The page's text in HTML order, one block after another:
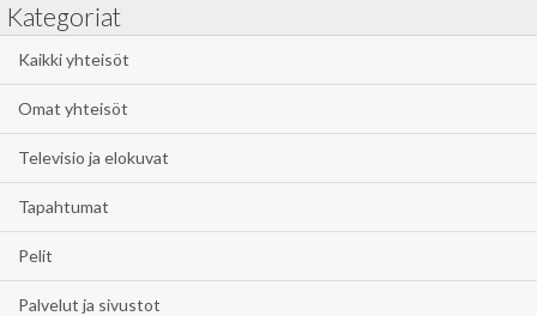
Kategoriat
Kaikki yhteisöt
Omat yhteisöt
Televisio ja elokuvat
Tapahtumat
Pelit
Palvelut ja sivustot